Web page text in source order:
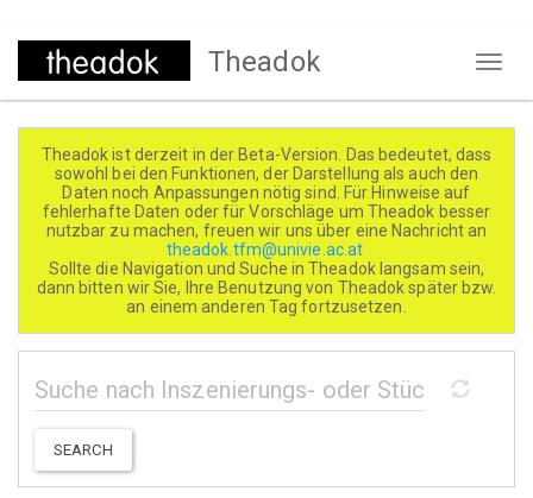
Direkt
Theadok
Theadok ist derzeit in der Beta-Version. Das bedeutet, dass
sowohl bei den Funktionen, der Darstellung als auch den
Daten noch Anpassungen nötig sind. Für Hinweise auf
fehlerhafte Daten oder für Vorschläge um Theadok besser
nutzbar zu machen, freuen wir uns über eine Nachricht an
theadok.tfm@univie.ac.at
Sollte die Navigation und Suche in Theadok langsam sein,
dann bitten wir Sie, Ihre Benutzung von Theadok später bzw.
an einem anderen Tag fortzusetzen.
SEARCH